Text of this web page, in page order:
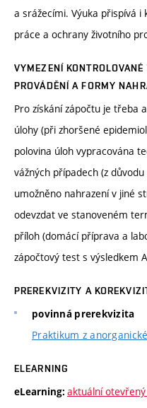
a srážecími. Výuka přispívá i
práce a ochrany životního
VYMEZENÍ
PROVÁDĚNÍ A FORMY
Pro získání zápočtu je třeba
úlohy (při zhoršené
polovina úloh vypracována
vážných případech (z
umožněno nahrazení v jiné
odevzdat ve stanoveném
příloh (domácí příprava a
zápočtový test s výsledkem
PREREKVIZITY A
povinná prerekvizita
Praktikum z
ELEARNING
eLearning: aktuální